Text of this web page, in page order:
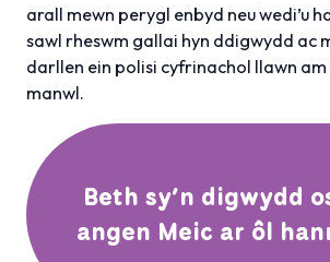
arall mewn perygl enbyd neu wedi’u
sawl rheswm gallai hyn ddigwydd ac
darllen ein polisi cyfrinachol llawn
manwl.
Beth sy’n digwydd
angen Meic ar ôl